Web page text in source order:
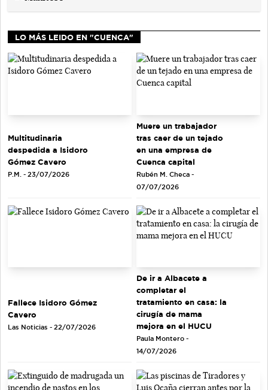
LO MÁS LEIDO EN "CUENCA"
Multitudinaria
despedida a Isidoro
Gómez Cavero
P.M. - 23/07/2026
Muere un trabajador
tras caer de un tejado
en una empresa de
Cuenca capital
Rubén M. Checa -
07/07/2026
Fallece Isidoro Gómez
Cavero
Las Noticias - 22/07/2026
De ir a Albacete a
completar el
tratamiento en casa: la
cirugía de mama
mejora en el HUCU
Paula Montero -
14/07/2026